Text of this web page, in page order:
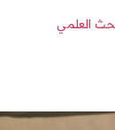
العلمي